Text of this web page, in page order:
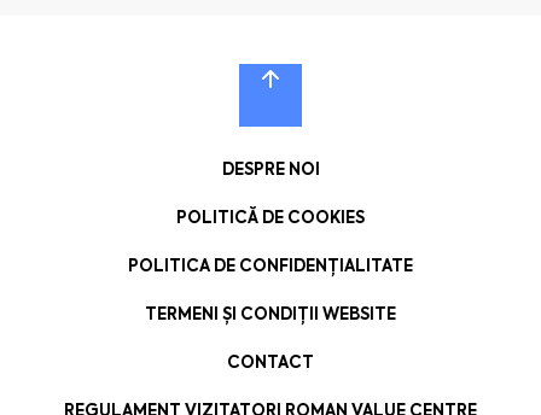
DESPRE NOI
POLITICĂ DE COOKIES
POLITICA DE CONFIDENȚIALITATE
TERMENI ȘI CONDIȚII WEBSITE
CONTACT